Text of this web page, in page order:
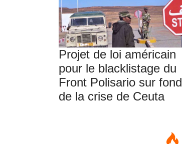
Projet de loi américain
pour le blacklistage du
Front Polisario sur fond
de la crise de Ceuta